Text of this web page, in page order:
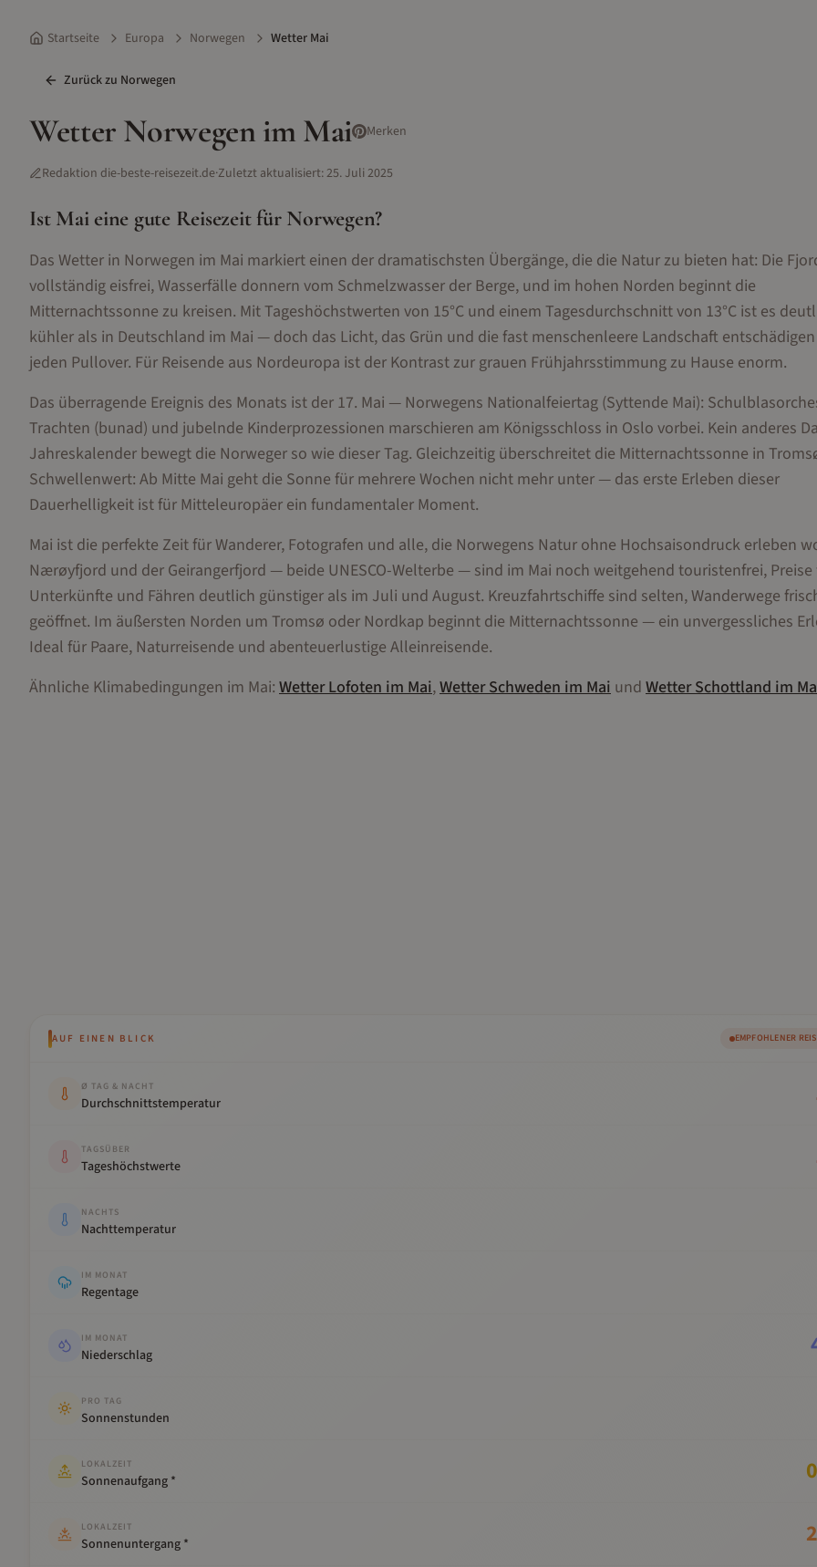
Startseite Europa Norwegen Wetter Mai
Zurück zu Norwegen
Wetter Norwegen im Mai Merken
Redaktion die-beste-reisezeit.de·Zuletzt aktualisiert:25. Juli 2025
Ist Maieine gute Reisezeit für Norwegen?
Das Wetter in Norwegen im Mai markiert einen der dramatischsten Übergänge, die die Natur zu bieten hat: Die
vollständig eisfrei, Wasserfälle donnern vom Schmelzwasser der Berge, und im hohen Norden beginnt die
Mitternachtssonne zu kreisen. Mit Tageshöchstwerten von 15°C und einem Tagesdurchschnitt von 13°C ist es
kühler als in Deutschland im Mai — doch das Licht, das Grün und die fast menschenleere Landschaft
jeden Pullover. Für Reisende aus Nordeuropa ist der Kontrast zur grauen Frühjahrsstimmung zu Hause enorm.
Das überragende Ereignis des Monats ist der 17. Mai — Norwegens Nationalfeiertag (Syttende Mai):
Trachten (bunad) und jubelnde Kinderprozessionen marschieren am Königsschloss in Oslo vorbei. Kein anderes
Jahreskalender bewegt die Norweger so wie dieser Tag. Gleichzeitig überschreitet die Mitternachtssonne in
Schwellenwert: Ab Mitte Mai geht die Sonne für mehrere Wochen nicht mehr unter — das erste Erleben dieser
Dauerhelligkeit ist für Mitteleuropäer ein fundamentaler Moment.
Mai ist die perfekte Zeit für Wanderer, Fotografen und alle, die Norwegens Natur ohne Hochsaisondruck erleben
Nærøyfjord und der Geirangerfjord — beide UNESCO-Welterbe — sind im Mai noch weitgehend touristenfrei, Preise
Unterkünfte und Fähren deutlich günstiger als im Juli und August. Kreuzfahrtschiffe sind selten, Wanderwege
geöffnet. Im äußersten Norden um Tromsø oder Nordkap beginnt die Mitternachtssonne — ein unvergessliches
Ideal für Paare, Naturreisende und abenteuerlustige Alleinreisende.
Ähnliche Klimabedingungen im Mai: WetterLofotenimMai,WetterSchwedenimMai und WetterSchottlandim
AUF EINEN BLICK EMPFOHLENER
Ø TAG & NACHT
Durchschnittstemperatur
TAGSÜBER
Tageshöchstwerte
NACHTS
Nachttemperatur
IM MONAT
Regentage
IM MONAT
Niederschlag
PRO TAG
Sonnenstunden
LOKALZEIT
Sonnenaufgang *
LOKALZEIT
Sonnenuntergang *